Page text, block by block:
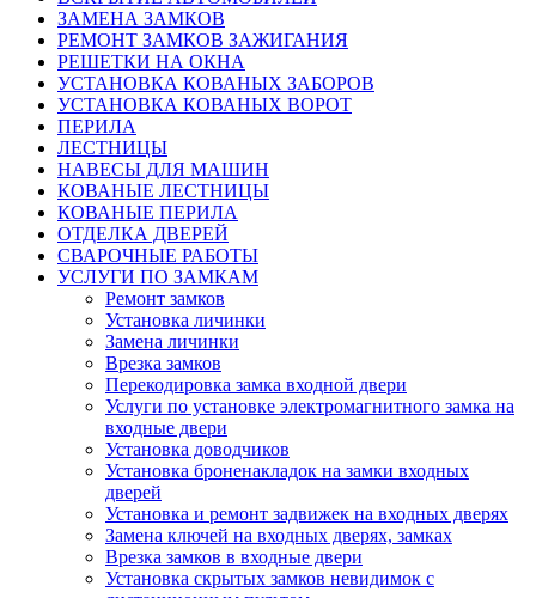
ЗАМЕНА ЗАМКОВ
РЕМОНТ ЗАМКОВ ЗАЖИГАНИЯ
РЕШЕТКИ НА ОКНА
УСТАНОВКА КОВАНЫХ ЗАБОРОВ
УСТАНОВКА КОВАНЫХ ВОРОТ
ПЕРИЛА
ЛЕСТНИЦЫ
НАВЕСЫ ДЛЯ МАШИН
КОВАНЫЕ ЛЕСТНИЦЫ
КОВАНЫЕ ПЕРИЛА
ОТДЕЛКА ДВЕРЕЙ
СВАРОЧНЫЕ РАБОТЫ
УСЛУГИ ПО ЗАМКАМ
Ремонт замков
Установка личинки
Замена личинки
Врезка замков
Перекодировка замка входной двери
Услуги по установке электромагнитного замка на
входные двери
Установка доводчиков
Установка броненакладок на замки входных
дверей
Установка и ремонт задвижек на входных дверях
Замена ключей на входных дверях, замках
Врезка замков в входные двери
Установка скрытых замков невидимок с